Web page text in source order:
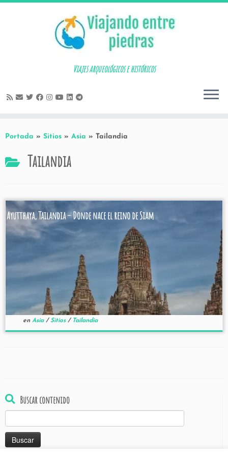
Skip
Viajes arqueológicos e históricos
Portada » Sitios » Asia » Tailandia
Tailandia
Ayutthaya, Tailandia – Donde nace el reino de Siam
en Asia / Sitios / Tailandia
Buscar contenido